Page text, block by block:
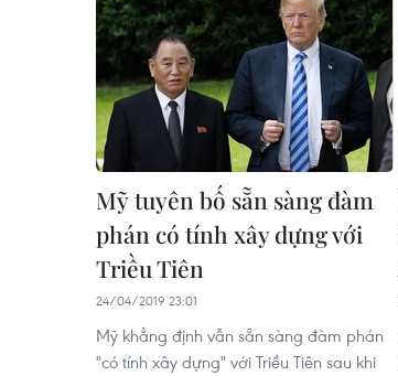
Mỹ tuyên bố sẵn sàng đàm
phán có tính xây dựng với
Triều Tiên
24/04/2019 23:01
Mỹ khẳng định vẫn sẵn sàng đàm phán
"có tính xây dựng" với Triều Tiên sau khi